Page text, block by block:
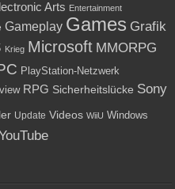
Arts Entertainment
Gameplay Games Grafik
Krieg Microsoft MMORPG
PlayStation-Netzwerk
RPG Sicherheitslücke Sony
Update Videos WiiU Windows